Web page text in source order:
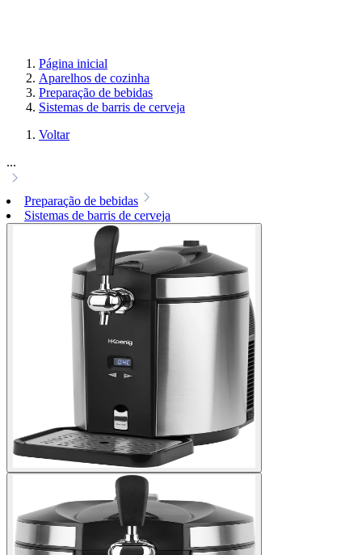
Página inicial
Aparelhos de cozinha
Preparação de bebidas
Sistemas de barris de cerveja
Voltar
...
Preparação de bebidas
Sistemas de barris de cerveja